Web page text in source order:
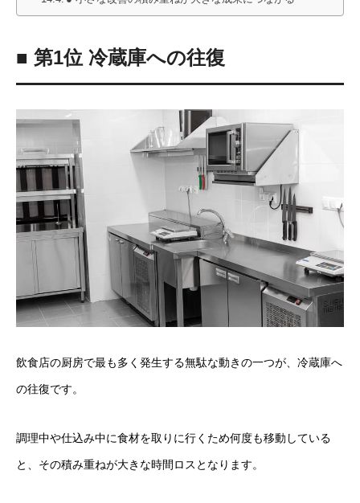
■ 第1位 冷蔵庫への往復
飲食店の厨房で最も多く発生する無駄な動きの一つが、冷蔵庫へ
の往復です。
調理中や仕込み中に食材を取りに行くため何度も移動している
と、その積み重ねが大きな時間ロスとなります。